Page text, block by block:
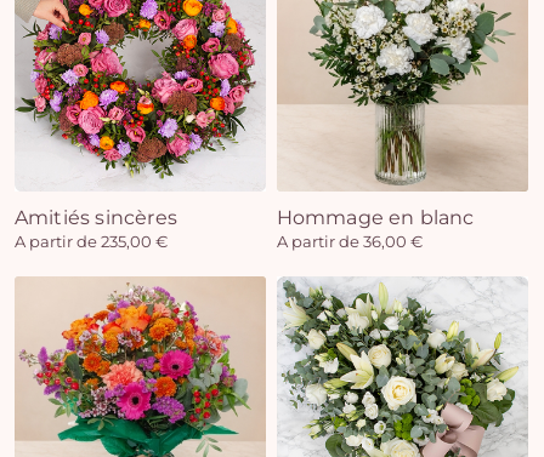
Amitiés sincères
A partir de 235,00 €
Hommage en blanc
A partir de 36,00 €